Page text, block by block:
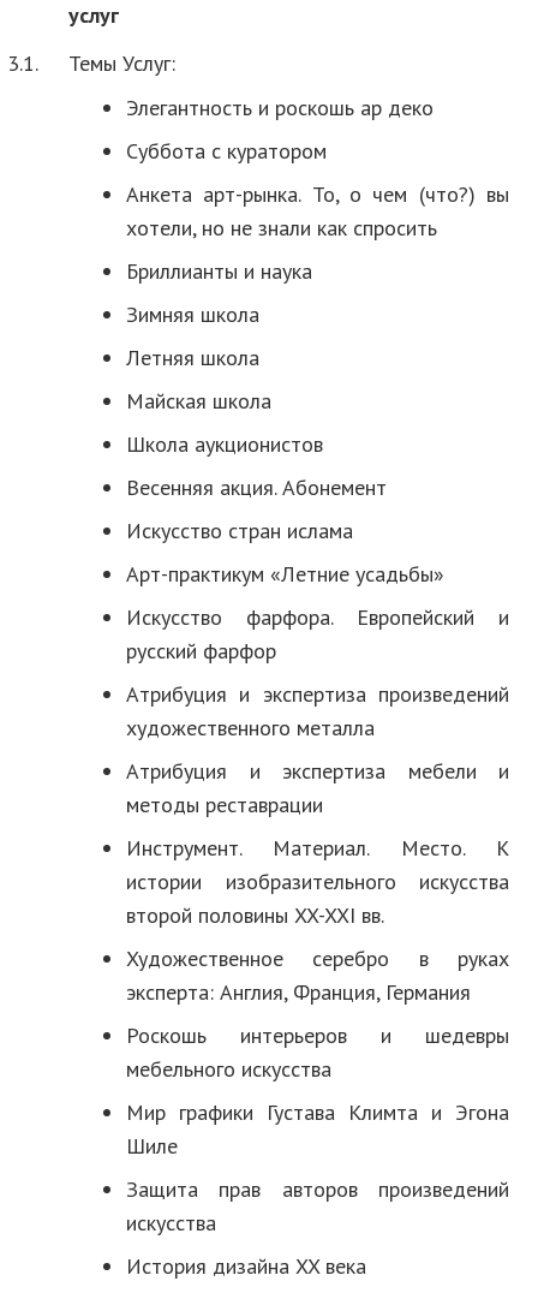
услуг
3.1.
Темы Услуг:
Элегантность и роскошь ар деко
Суббота с куратором
Анкета арт-рынка. То, о чем (что?) вы
хотели, но не знали как спросить
Бриллианты и наука
Зимняя школа
Летняя школа
Майская школа
Школа аукционистов
Весенняя акция. Абонемент
Искусство стран ислама
Арт-практикум «Летние усадьбы»
Искусство фарфора. Европейский и
русский фарфор
Атрибуция и экспертиза произведений
художественного металла
Атрибуция и экспертиза мебели и
методы реставрации
Инструмент. Материал. Место. К
истории изобразительного искусства
второй половины XX-XXI вв.
Художественное серебро в руках
эксперта: Англия, Франция, Германия
Роскошь интерьеров и шедевры
мебельного искусства
Мир графики Густава Климта и Эгона
Шиле
Защита прав авторов произведений
искусства
История дизайна XX века